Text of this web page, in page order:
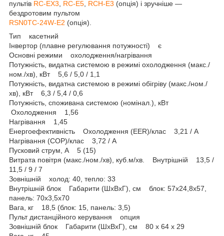
пультів RC-EX3 RC-E5 RCH-E3 (опція) і зручніше —
бездротовим пультом
RSN0TC-24W-E2 (опція).
Тип касетний
Інвертор (плавне регулювання потужності) є
Основні режими охолодження/нагрівання
Потужність, видатна системою в режимі охолодження (макс./
ном./хв), кВт 5,6 / 5,0 / 1,1
Потужність, видатна системою в режимі обігріву (макс./ном./
хв), кВт 6,3 / 5,4 / 0,6
Потужність, споживана системою (номінал.), кВт
Охолодження 1,56
Нагрівання 1,45
Енергоефективність Охолодження (EER)/клас 3,21 / А
Нагрівання (СOP)/клас 3,72 / А
Пусковий струм, А 5 (15)
Витрата повітря (макс./ном./хв), куб.м/хв. Внутрішній 13,5 /
11,5 / 9 / 7
Зовнішній холод: 40, тепло: 33
Внутрішній блок Габарити (ШxВxГ), см блок: 57х24,8х57,
панель: 70х3,5х70
Вага, кг 18,5 (блок: 15, панель: 3,5)
Пульт дистанційного керування опция
Зовнішній блок Габарити (ШxВxГ), см 80 х 64 х 29